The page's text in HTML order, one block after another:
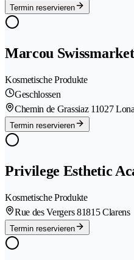
Termin reservieren
Marcou
Kosmetische Produkte
Geschlossen
Chemin de Grassiaz 11027
Termin reservieren
Privilege Esthetic
Kosmetische Produkte
Rue des Vergers 81815 Clarens
Termin reservieren